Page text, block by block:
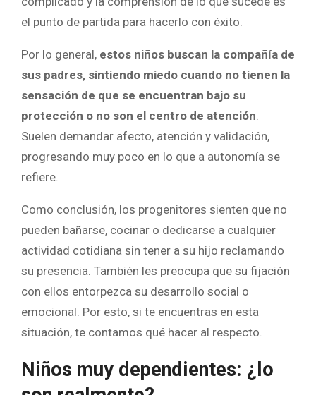
el punto de partida para hacerlo con éxito.
Por lo general, estos niños buscan la compañía de
sus padres, sintiendo miedo cuando no tienen la
sensación de que se encuentran bajo su
protección o no son el centro de atención.
Suelen demandar afecto, atención y validación,
progresando muy poco en lo que a autonomía se
refiere.
Como conclusión, los progenitores sienten que no
pueden bañarse, cocinar o dedicarse a cualquier
actividad cotidiana sin tener a su hijo reclamando
su presencia. También les preocupa que su fijación
con ellos entorpezca su desarrollo social o
emocional. Por esto, si te encuentras en esta
situación, te contamos qué hacer al respecto.
Niños muy dependientes: ¿lo